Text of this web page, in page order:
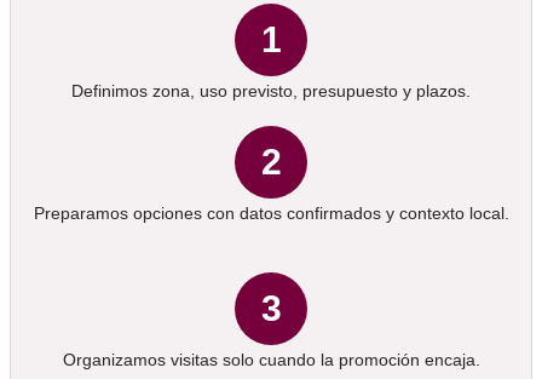
1
Definimos zona, uso previsto, presupuesto y plazos.
2
Preparamos opciones con datos confirmados y contexto local.
3
Organizamos visitas solo cuando la promoción encaja.